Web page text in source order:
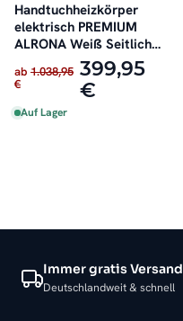
Handtuchheizkörper
elektrisch PREMIUM
ALRONA Weiß Seitlich
offen inkl. Heizstab
ab 1.038,95
€
399,95
€
Auf Lager
Immer gratis Versand
Deutschlandweit & schnell